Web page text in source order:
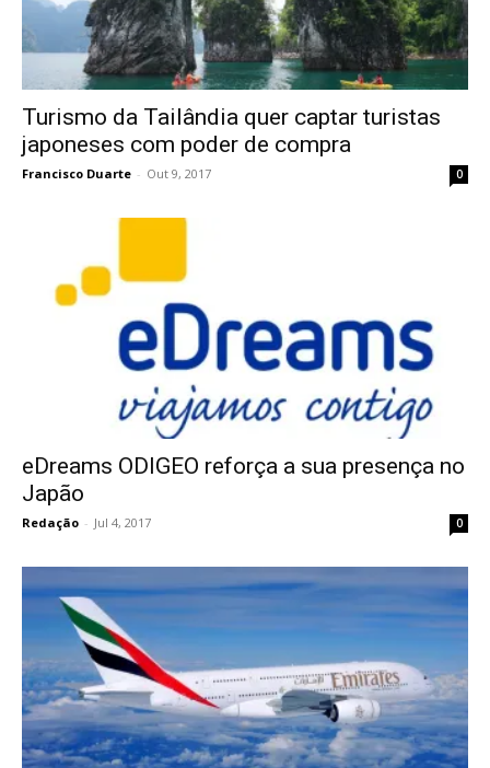
Turismo da Tailândia quer captar turistas
japoneses com poder de compra
Francisco Duarte - Out 9, 2017 0
eDreams ODIGEO reforça a sua presença no
Japão
Redação - Jul 4, 2017 0